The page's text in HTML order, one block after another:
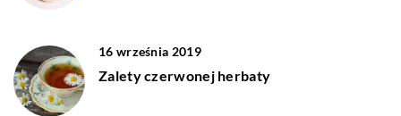
16 września 2019
Zalety czerwonej herbaty